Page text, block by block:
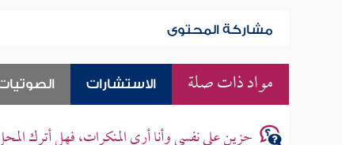
مشاركة المحتوى
مواد ذات صلة الاستشارات
حزين على نفسي وأنا أرى المنكرات، فهل أترك